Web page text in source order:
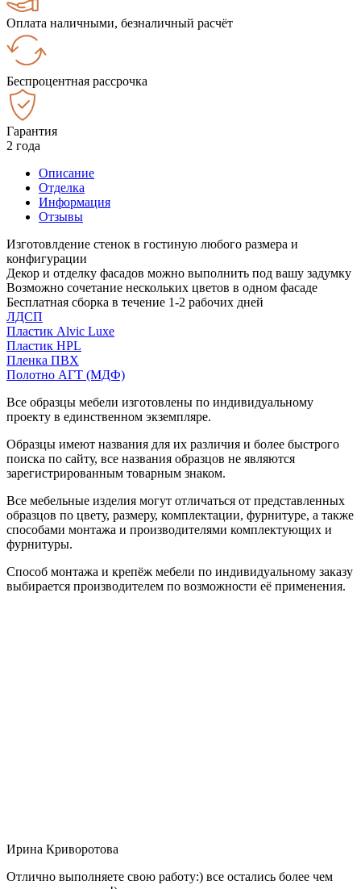
Оплата наличными, безналичный расчёт
Беспроцентная рассрочка
Гарантия
2 года
Описание
Отделка
Информация
Отзывы
Изготовлдение стенок в гостиную любого размера и
конфигурации
Декор и отделку фасадов можно выполнить под вашу задумку
Возможно сочетание нескольких цветов в одном фасаде
Бесплатная сборка в течение 1-2 рабочих дней
ЛДСП
Пластик Alvic Luxe
Пластик HPL
Пленка ПВХ
Полотно АГТ (МДФ)
Все образцы мебели изготовлены по индивидуальному
проекту в единственном экземпляре.
Образцы имеют названия для их различия и более быстрого
поиска по сайту, все названия образцов не являются
зарегистрированным товарным знаком.
Все мебельные изделия могут отличаться от представленных
образцов по цвету, размеру, комплектации, фурнитуре, а также
способами монтажа и производителями комплектующих и
фурнитуры.
Способ монтажа и крепёж мебели по индивидуальному заказу
выбирается производителем по возможности её применения.
Ирина Криворотова
Отлично выполняете свою работу:) все остались более чем